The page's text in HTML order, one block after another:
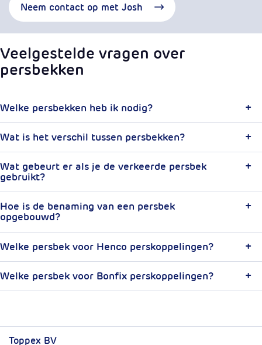
Neem contact op met Josh
Veelgestelde vragen over
persbekken
Welke persbekken heb ik nodig?
Wat is het verschil tussen persbekken?
Wat gebeurt er als je de verkeerde persbek
gebruikt?
Hoe is de benaming van een persbek
opgebouwd?
Welke persbek voor Henco perskoppelingen?
Welke persbek voor Bonfix perskoppelingen?
Toppex BV